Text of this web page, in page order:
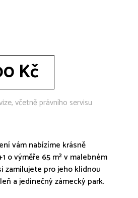
Kč
včetně právního servisu
vám nabízíme krásně
o výměře 65 m² v malebném
zamilujete pro jeho klidnou
a jedinečný zámecký park.